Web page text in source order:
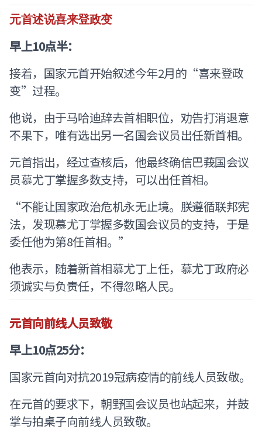
元首述说喜来登政变
早上10点半：
接着，国家元首开始叙述今年2月的“喜来登政
变”过程。
他说，由于马哈迪辞去首相职位，劝告打消退意
不果下，唯有选出另一名国会议员出任新首相。
元首指出，经过查核后，他最终确信巴莪国会议
员慕尤丁掌握多数支持，可以出任首相。
“不能让国家政治危机永无止境。朕遵循联邦宪
法，发现慕尤丁掌握多数国会议员的支持，于是
委任他为第8任首相。”
他表示，随着新首相慕尤丁上任，慕尤丁政府必
须诚实与负责任，不得忽略人民。
元首向前线人员致敬
早上10点25分：
国家元首向对抗2019冠病疫情的前线人员致敬。
在元首的要求下，朝野国会议员也站起来，并鼓
掌与拍桌子向前线人员致敬。